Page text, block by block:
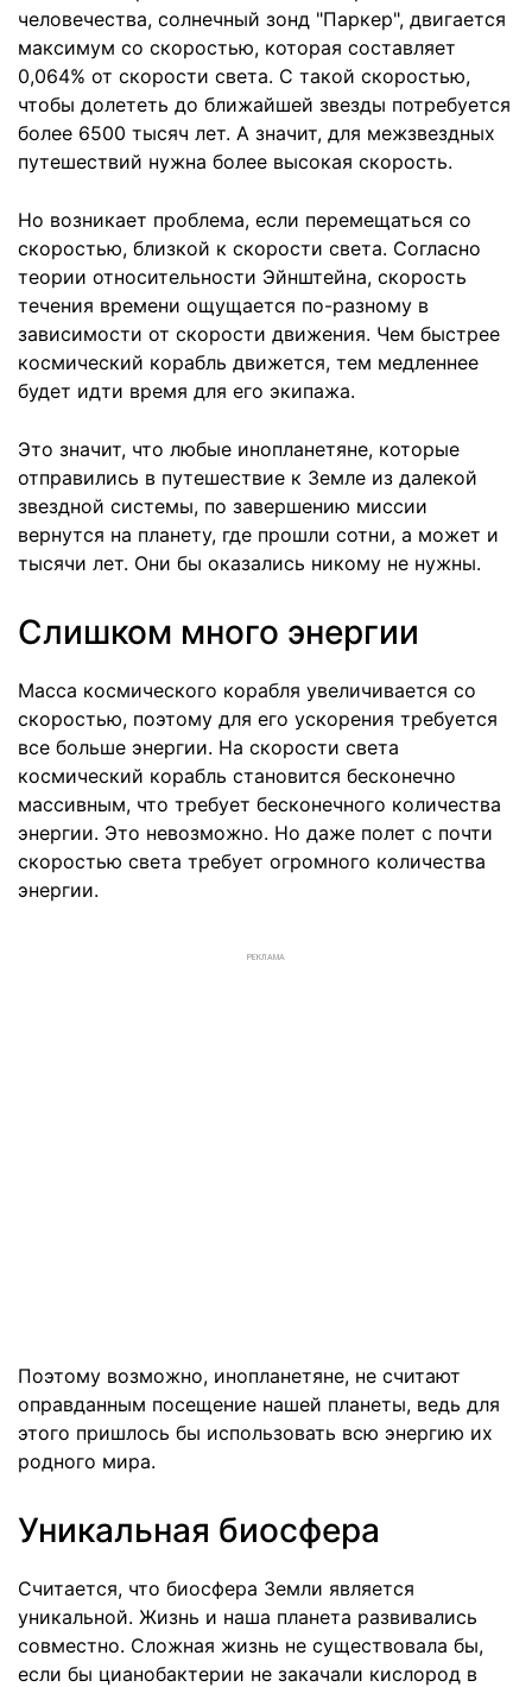
человечества, солнечный зонд "Паркер", двигается
максимум со скоростью, которая составляет
0,064% от скорости света. С такой скоростью,
чтобы долететь до ближайшей звезды потребуется
более 6500 тысяч лет. А значит, для межзвездных
путешествий нужна более высокая скорость.
Но возникает проблема, если перемещаться со
скоростью, близкой к скорости света. Согласно
теории относительности Эйнштейна, скорость
течения времени ощущается по-разному в
зависимости от скорости движения. Чем быстрее
космический корабль движется, тем медленнее
будет идти время для его экипажа.
Это значит, что любые инопланетяне, которые
отправились в путешествие к Земле из далекой
звездной системы, по завершению миссии
вернутся на планету, где прошли сотни, а может и
тысячи лет. Они бы оказались никому не нужны.
Слишком много энергии
Масса космического корабля увеличивается со
скоростью, поэтому для его ускорения требуется
все больше энергии. На скорости света
космический корабль становится бесконечно
массивным, что требует бесконечного количества
энергии. Это невозможно. Но даже полет с почти
скоростью света требует огромного количества
энергии.
РЕКЛАМА
Поэтому возможно, инопланетяне, не считают
оправданным посещение нашей планеты, ведь для
этого пришлось бы использовать всю энергию их
родного мира.
Уникальная биосфера
Считается, что биосфера Земли является
уникальной. Жизнь и наша планета развивались
совместно. Сложная жизнь не существовала бы,
если бы цианобактерии не закачали кислород в